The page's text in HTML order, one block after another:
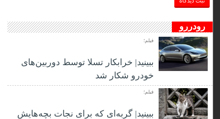
رودررو
فیلم؛
ببینید| خرابکار تسلا توسط دوربین‌های
خودرو شکار شد
فیلم؛
ببینید| گربه‌ای که برای نجات بچه‌هایش